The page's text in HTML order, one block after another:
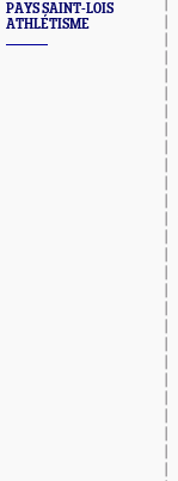
PAYS SAINT-LOIS
ATHLÉTISME